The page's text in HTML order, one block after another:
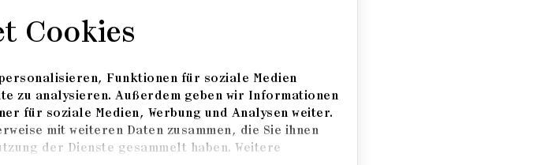
Cookies
Funktionen für soziale Medien
zu analysieren. Außerdem geben wir Informationen
für soziale Medien, Werbung und Analysen weiter.
mit weiteren Daten zusammen, die Sie ihnen
der Dienste gesammelt haben. Weitere